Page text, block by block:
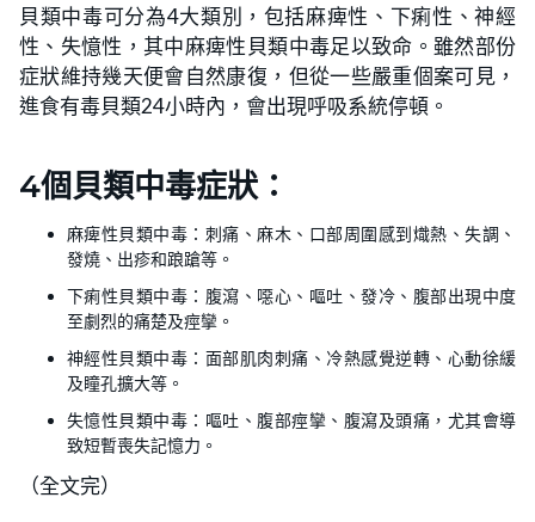
貝類中毒可分為4大類別，包括麻痺性、下痢性、神經
性、失憶性，其中麻痺性貝類中毒足以致命。雖然部份
症狀維持幾天便會自然康復，但從一些嚴重個案可見，
進食有毒貝類24小時內，會出現呼吸系統停頓。
4個貝類中毒症狀：
麻痺性貝類中毒：刺痛、麻木、口部周圍感到熾熱、失調、
發燒、出疹和踉蹌等。
下痢性貝類中毒：腹瀉、噁心、嘔吐、發冷、腹部出現中度
至劇烈的痛楚及痙攣。
神經性貝類中毒：面部肌肉刺痛、冷熱感覺逆轉、心動徐緩
及瞳孔擴大等。
失憶性貝類中毒：嘔吐、腹部痙攣、腹瀉及頭痛，尤其會導
致短暫喪失記憶力。
（全文完）